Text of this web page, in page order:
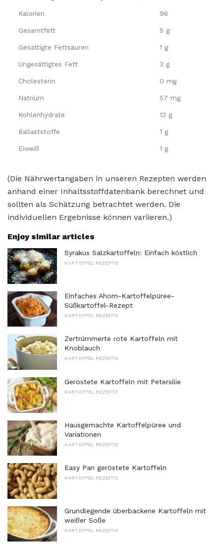
Kalorien 96
Gesamtfett 5 g
Gesättigte Fettsäuren 1 g
Ungesättigtes Fett 3 g
Cholesterin 0 mg
Natrium 57 mg
Kohlenhydrate 13 g
Ballaststoffe 1 g
Eiweiß 1 g
(Die Nährwertangaben in unseren Rezepten werden
anhand einer Inhaltsstoffdatenbank berechnet und
sollten als Schätzung betrachtet werden. Die
individuellen Ergebnisse können variieren.)
Enjoy similar articles
Syrakus Salzkartoffeln: Einfach köstlich
KARTOFFEL REZEPTE
Einfaches Ahorn-Kartoffelpüree-
Süßkartoffel-Rezept
KARTOFFEL REZEPTE
Zertrümmerte rote Kartoffeln mit
Knoblauch
KARTOFFEL REZEPTE
Geröstete Kartoffeln mit Petersilie
KARTOFFEL REZEPTE
Hausgemachte Kartoffelpüree und
Variationen
KARTOFFEL REZEPTE
Easy Pan geröstete Kartoffeln
KARTOFFEL REZEPTE
Grundlegende überbackene Kartoffeln mit
weißer Soße
KARTOFFEL REZEPTE